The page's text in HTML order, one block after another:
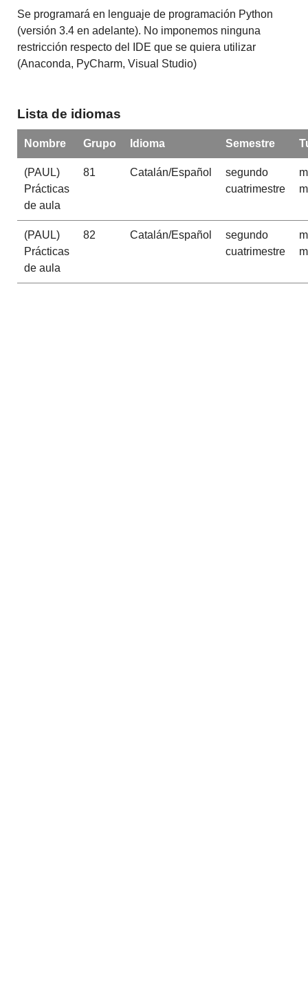
Se programará en lenguaje de programación Python
(versión 3.4 en adelante). No imponemos ninguna
restricción respecto del IDE que se quiera utilizar
(Anaconda, PyCharm, Visual Studio)
Lista de idiomas
Nombre Grupo Idioma Semestre
(PAUL)
Prácticas
de aula
81 Catalán/Español
segundo
cuatrimestre
(PAUL)
Prácticas
de aula
82 Catalán/Español
segundo
cuatrimestre